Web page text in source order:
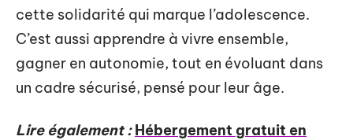
cette solidarité qui marque l’adolescence.
C’est aussi apprendre à vivre ensemble,
gagner en autonomie, tout en évoluant dans
un cadre sécurisé, pensé pour leur âge.
Lire également : Hébergement gratuit en